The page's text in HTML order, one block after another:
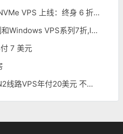
AirNode 荷兰阿姆斯特丹 NVMe VPS 上线：终身 6 折，€1.99/月起，2.5Tbit/s DDoS 防护
DesiVPS AMD Ryzen系列和Windows VPS系列7折,Intel系列年付11.6美元
7 美元
DediOne 新增洛杉矶CMIN2线路VPS年付20美元 不限流量